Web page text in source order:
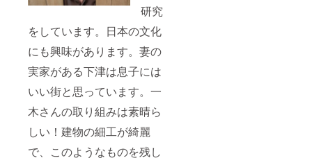
研究
をしています。日本の文化
にも興味があります。妻の
実家がある下津は息子には
いい街と思っています。一
木さんの取り組みは素晴ら
しい！建物の細工が綺麗
で、このようなものを残し